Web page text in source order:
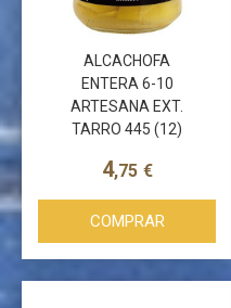
ALCACHOFA
ENTERA 6-10
ARTESANA EXT.
TARRO 445 (12)
4,75 €
COMPRAR